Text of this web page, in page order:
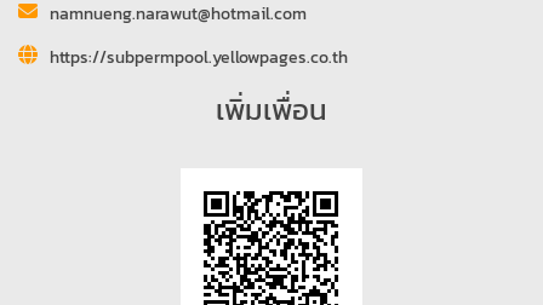
namnueng.narawut@hotmail.com
https://subpermpool.yellowpages.co.th
เพิ่มเพื่อน